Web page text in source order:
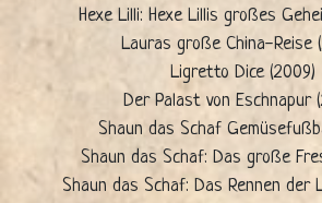
Hexe Lilli: Hexe Lillis großes
Lauras große China-Reise
Ligretto Dice (2009)
Der Palast von Eschnapur
Shaun das Schaf
Shaun das Schaf: Das große
Shaun das Schaf: Das Rennen der